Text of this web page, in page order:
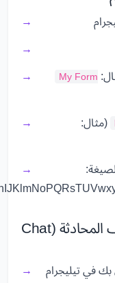
My Form
(مثال:
الخطوة 2: الحصول على معرّف المحادثة (Chat
في تيليجرام